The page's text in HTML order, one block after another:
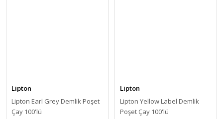
Lipton
Lipton Earl Grey Demlik Poşet
Çay 100'lü
Lipton
Lipton Yellow Label Demlik
Poşet Çay 100'lü